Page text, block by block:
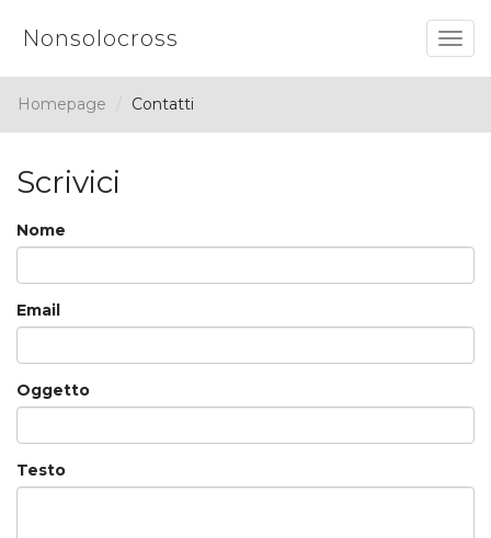
Nonsolocross
Homepage Contatti
Scrivici
Nome
Email
Oggetto
Testo